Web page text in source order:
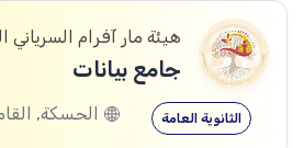
جامع بيانات
الثانوية العامة